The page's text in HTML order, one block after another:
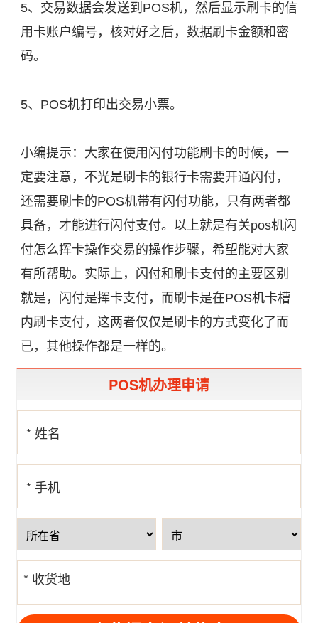
5、交易数据会发送到POS机，然后显示刷卡的信
用卡账户编号，核对好之后，数据刷卡金额和密
码。
5、POS机打印出交易小票。
小编提示：大家在使用闪付功能刷卡的时候，一
定要注意，不光是刷卡的银行卡需要开通闪付，
还需要刷卡的POS机带有闪付功能，只有两者都
具备，才能进行闪付支付。以上就是有关pos机闪
付怎么挥卡操作交易的操作步骤，希望能对大家
有所帮助。实际上，闪付和刷卡支付的主要区别
就是，闪付是挥卡支付，而刷卡是在POS机卡槽
内刷卡支付，这两者仅仅是刷卡的方式变化了而
已，其他操作都是一样的。
POS机办理申请
* 姓名
* 手机
号
* 收货地
址